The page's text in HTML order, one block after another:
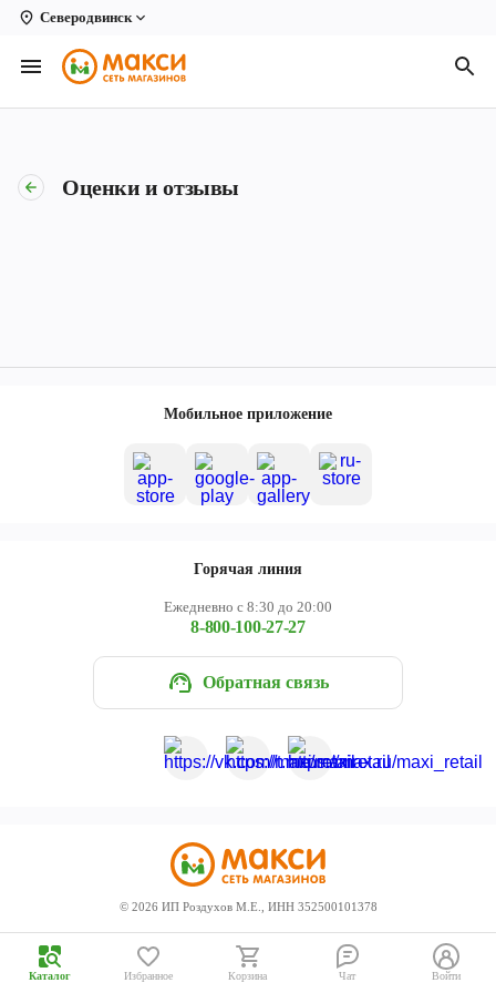
Северодвинск
Вологда
Архангельск
Киров
Новодвинск
Оценки и отзывы
Мобильное приложение
Горячая линия
Ежедневно с 8:30 до 20:00
8-800-100-27-27
Обратная связь
© 2026 ИП Роздухов М.Е., ИНН 352500101378
Каталог Избранное Корзина Чат Войти